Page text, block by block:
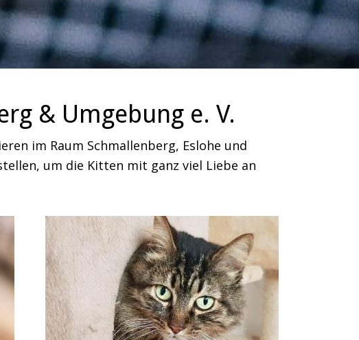
& Umgebung e. V.
im Raum Schmallenberg, Eslohe und
um die Kitten mit ganz viel Liebe an